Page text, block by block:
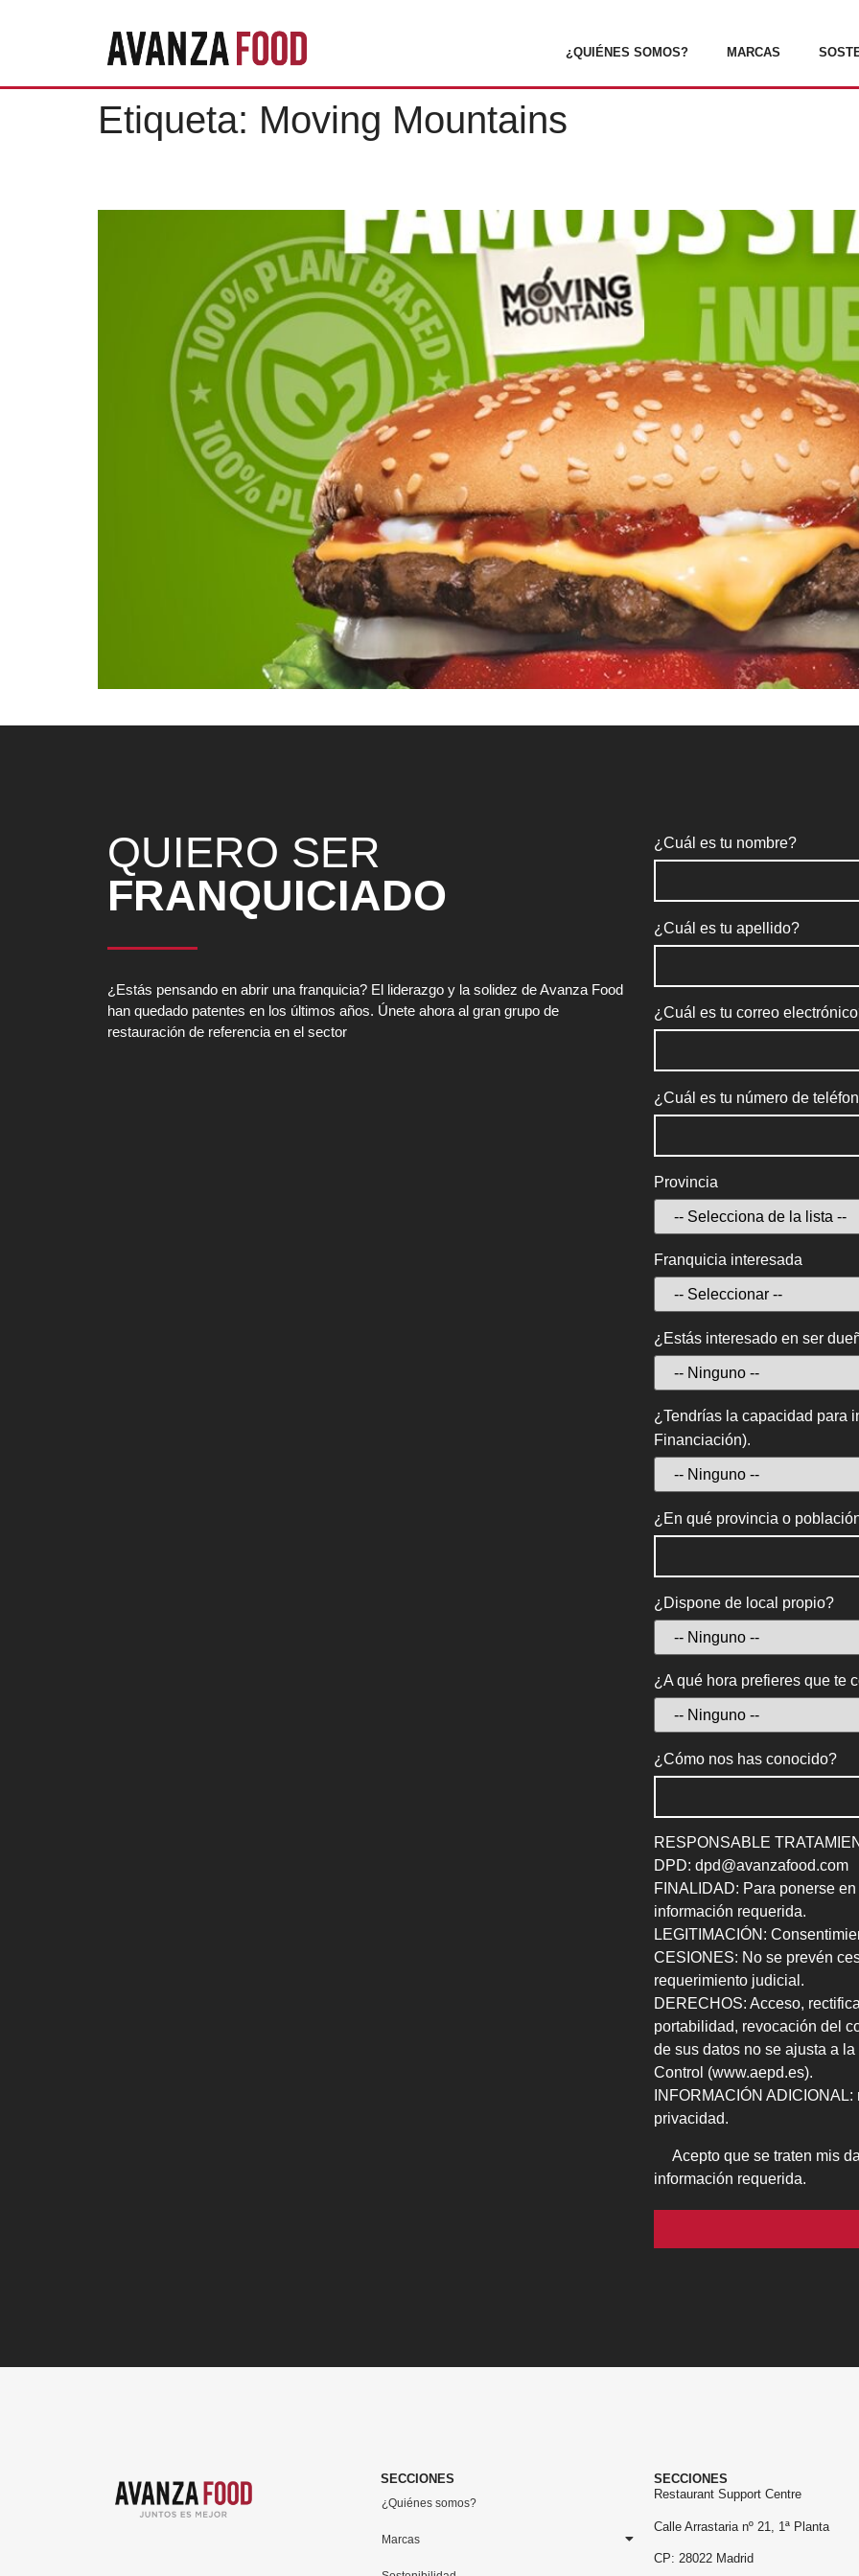
¿QUIÉNES SOMOS? MARCAS
Etiqueta: Moving Mountains
QUIERO SER
FRANQUICIADO
¿Estás pensando en abrir una franquicia? El liderazgo y la solidez de Avanza Food
han quedado patentes en los últimos años. Únete ahora al gran grupo de
restauración de referencia en el sector
¿Cuál es tu nombre?
¿Cuál es tu apellido?
¿Cuál es tu correo
¿Cuál es tu número de
Provincia
Franquicia interesada
¿Estás interesado en ser
¿Tendrías la capacidad para
Financiación).
¿En qué provincia o
¿Dispone de local propio?
¿A qué hora prefieres que te
¿Cómo nos has conocido?
RESPONSABLE
DPD: dpd@avanzafood.com
FINALIDAD: Para ponerse
información requerida.
LEGITIMACIÓN:
CESIONES: No se prevén
requerimiento judicial.
DERECHOS: Acceso,
portabilidad, revocación del
de sus datos no se ajusta a
Control (www.aepd.es).
INFORMACIÓN
privacidad.
Acepto que se traten mis
información requerida.
SECCIONES
¿Quiénes somos?
Marcas
SECCIONES
Restaurant Support Centre
Calle Arrastaria nº 21, 1ª Planta
CP: 28022 Madrid